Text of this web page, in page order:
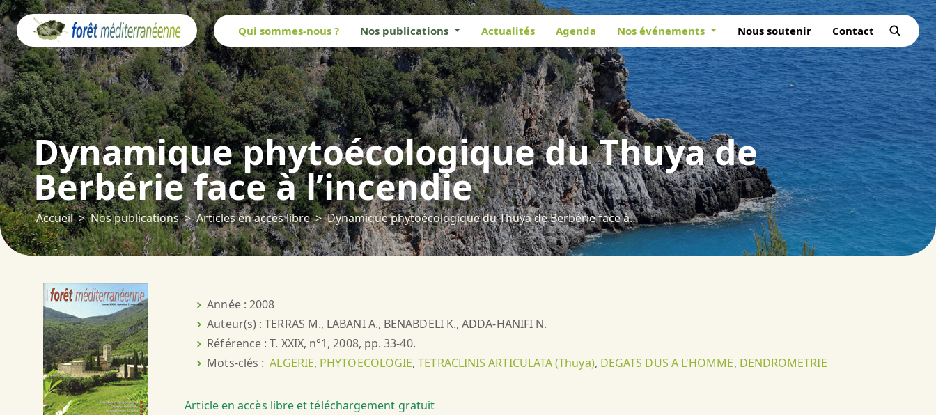
Qui sommes-nous ? Nos publications Actualités Agenda Nos événements Nous soutenir Contact
Dynamique phytoécologique du Thuya de
Berbérie face à l’incendie
Accueil Nos publications Articles en accès libre Dynamique phytoécologique du Thuya de Berbérie face à l’incendie
Année : 2008
Auteur(s) : TERRAS M., LABANI A., BENABDELI K., ADDA-HANIFI N.
Référence : T. XXIX, n°1, 2008, pp. 33-40.
Mots-clés :ALGERIE, PHYTOECOLOGIE,TETRACLINIS ARTICULATA (Thuya), DEGATS DUS A L'HOMME, DENDROMETRIE
Article en accès libre et téléchargement gratuit
Panneau de gestion des cookies